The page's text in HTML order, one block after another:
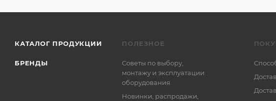
КАТАЛОГ ПРОДУКЦИИ
БРЕНДЫ
ПОЛЕЗНОЕ
Советы по выбору,
монтажу и эксплуатации
оборудования
Новинки, распродажи,